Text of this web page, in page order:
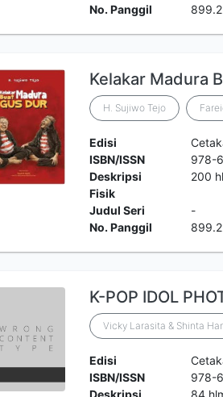
No. Panggil
Kelakar Madura
H. Sujiwo Tejo
Edisi
ISBN/ISSN
978-
Deskripsi
Fisik
200
Judul Seri
-
No. Panggil
K-POP IDOL
Vicky Larasita & Shinta
Edisi
ISBN/ISSN
978-
Deskripsi
84